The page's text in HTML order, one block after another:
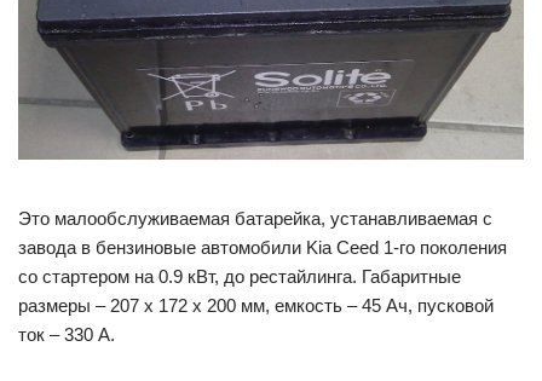
Это малообслуживаемая батарейка, устанавливаемая с
завода в бензиновые автомобили Kia Ceed 1-го поколения
со стартером на 0.9 кВт, до рестайлинга. Габаритные
размеры – 207 х 172 х 200 мм, емкость – 45 Ач, пусковой
ток – 330 А.